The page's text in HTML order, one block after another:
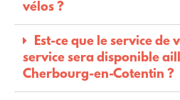
vélos ?
Est-ce que le service de
service sera disponible
Cherbourg-en-Cotentin ?